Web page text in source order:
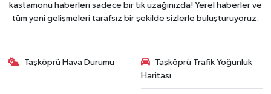
kastamonu haberleri sadece bir tık uzağınızda! Yerel haberler ve
tüm yeni gelişmeleri tarafsız bir şekilde sizlerle buluşturuyoruz.
Taşköprü Hava Durumu
Taşköprü Trafik Yoğunluk
Haritası